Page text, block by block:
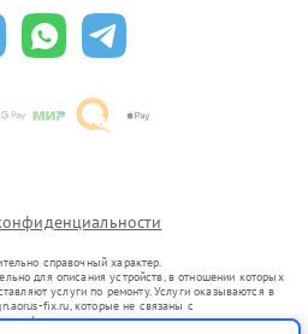
справочный характер.
для описания устройств, в отношении которых
услуги по ремонту. Услуги оказываются в
fix.ru, которые не связаны с
их официальными представителями.